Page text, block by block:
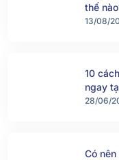
thế
13/08/
10
ngay
28/06/
Có